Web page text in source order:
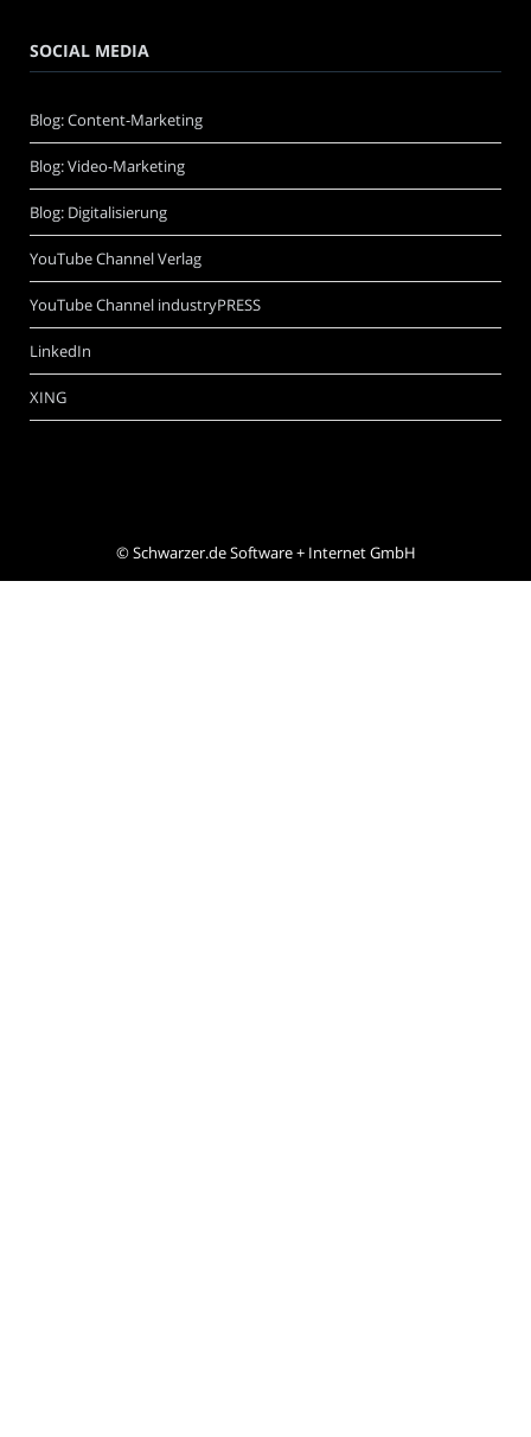
SOCIAL MEDIA
Blog: Content-Marketing
Blog: Video-Marketing
Blog: Digitalisierung
YouTube Channel Verlag
YouTube Channel industryPRESS
LinkedIn
XING
©Schwarzer.de Software + Internet GmbH